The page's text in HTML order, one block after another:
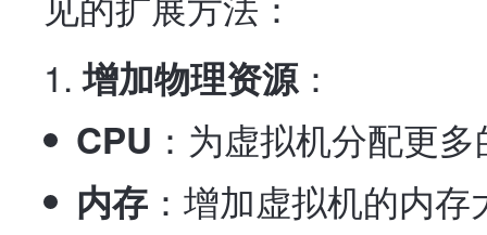
增加物理资源：
CPU ：为虚拟机分配更
内存 ：增加虚拟机的内存